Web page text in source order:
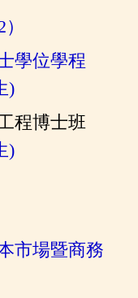
學位學程
)
程博士班
)
市場暨商務